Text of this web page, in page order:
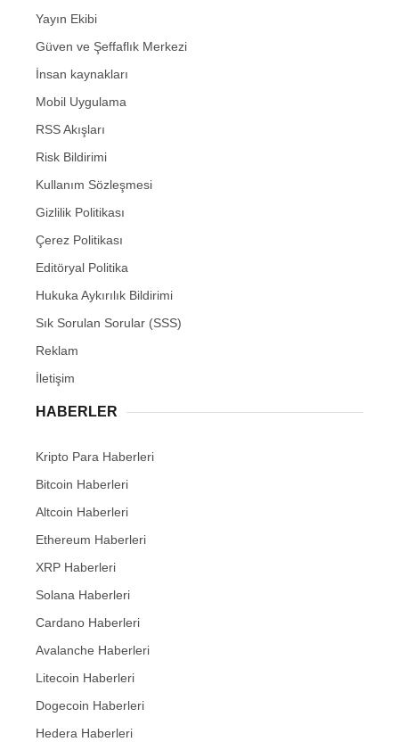
Yayın Ekibi
Güven ve Şeffaflık Merkezi
İnsan kaynakları
Mobil Uygulama
RSS Akışları
Risk Bildirimi
Kullanım Sözleşmesi
Gizlilik Politikası
Çerez Politikası
Editöryal Politika
Hukuka Aykırılık Bildirimi
Sık Sorulan Sorular (SSS)
Reklam
İletişim
HABERLER
Kripto Para Haberleri
Bitcoin Haberleri
Altcoin Haberleri
Ethereum Haberleri
XRP Haberleri
Solana Haberleri
Cardano Haberleri
Avalanche Haberleri
Litecoin Haberleri
Dogecoin Haberleri
Hedera Haberleri